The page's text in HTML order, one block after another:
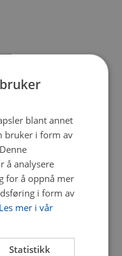
blant annet
bruker i form av
å analysere
for å oppnå mer
i form av
Les mer i vår
Statistikk